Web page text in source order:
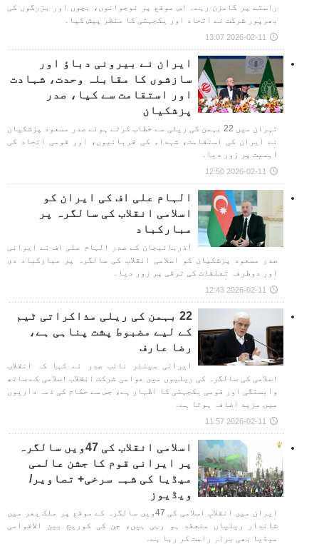
راستے پر گامزن رہے۔ اس موقع پر نوجوانوں، بچوں اور بزرگوں کی
بھرپور شرکت نے اتحاد اور یکجہتی کا منظر پیش کیا۔
2026-02-11 13:07
ایران نے بیرونی دباؤ اور
سازشوں کا مقابلہ وحدت، شہادت
اور استقامت سے کیا، صدر
پزشکیان
تہران میں 22 بہمن کی ریلی سے خطاب کرتے ہوئے صدر مسعود پزشکیان
نے ایران کی استقامت، شہداء کی قربانیوں، اور قومی اتحاد کی
اہمیت پر زور دیا۔
2026-02-11 12:50
الہام علی اف کی ایران کو
اسلامی انقلاب کی سالگرہ پر
مبارکباد
آذربائیجان کے صدر الہام علی اف نے ایرانی
صدر مسعود پزشکیان کو اسلامی انقلاب کی سالگرہ پر مبارکباد دی
اور دوطرفہ تعلقات کی ترقی پر زور دیا۔
2026-02-11 12:43
22 بہمن کی ریلی مذاکراتی ٹیم
کے لیے مضبوط پشت پناہی ہے،
رضا عارف
ایرانی سینئر نائب صدر نے کہا کہ انقلاب
اسلامی کی سالگرہ کی ریلیوں میں عوامی شرکت انقلاب اسلامی کے ساتھ
وابستگی اور قومی یکجہتی کا اظہار ہے، جس سے حکام کی ذمہ داریوں
میں مزید اضافہ ہوتا ہے۔
2026-02-11 11:57
اسلامی انقلاب کی 47ویں سالگرہ
پر ایرانی قوم کا جشن عالمی
میڈیا کی شہہ سرخی+ تصاویر/
ویڈیوز
ایران میں انقلابِ اسلامی کی 47ویں سالگرہ کے موقع پر ملک بھر میں
شاندار ریلیاں منعقد ہو رہی ہیں، جن کی کوریج بین الاقوامی
میڈیا بھی براہِ راست کر رہا ہے۔